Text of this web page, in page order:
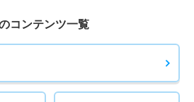
コンテンツ一覧